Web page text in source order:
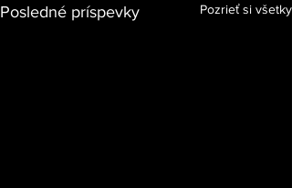
Posledné príspevky Pozrieť si všetky